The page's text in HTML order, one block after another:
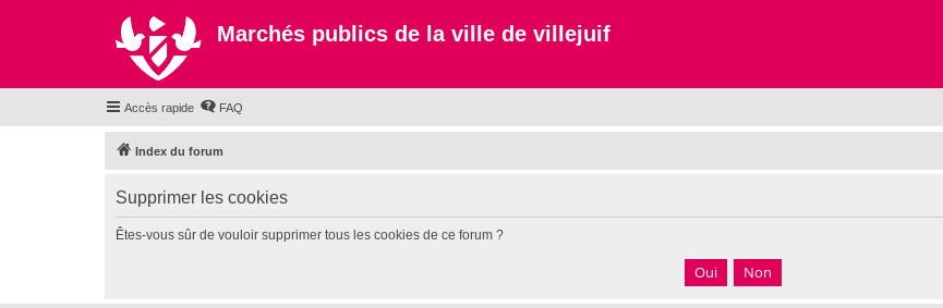
Marchés publics de la ville de villejuif
Accès rapide FAQ
Index du forum
Supprimer les cookies
Êtes-vous sûr de vouloir supprimer tous les cookies de ce forum ?